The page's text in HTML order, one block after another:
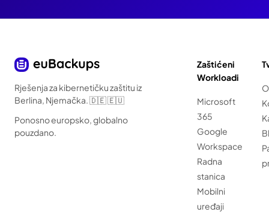
Rješenja za kibernetičku zaštitu iz
Berlina, Njemačka. 🇩🇪 🇪🇺
Ponosno europsko, globalno
pouzdano.
Zaštićeni
Workloadi
Microsoft
365
Google
Workspace
Radna
stanica
Mobilni
uređaji